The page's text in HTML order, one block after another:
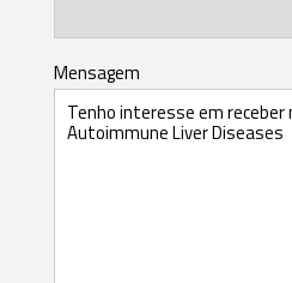
Mensagem